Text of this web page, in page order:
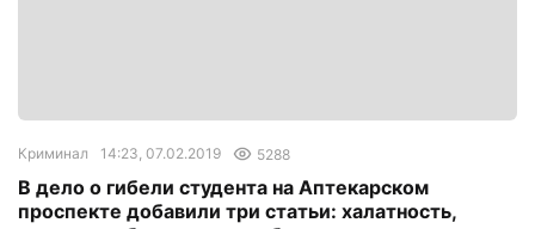
Криминал 14:23, 07.02.2019 5288
В дело о гибели студента на Аптекарском
проспекте добавили три статьи: халатность,